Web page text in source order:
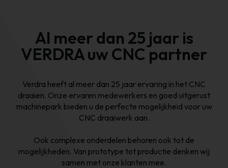
Al meer dan 25 jaar is
VERDRA uw CNC partner
Verdra heeft al meer dan 25 jaar ervaring in het CNC
draaien. Onze ervaren medewerkers en goed uitgerust
machinepark bieden u de perfecte mogelijkheid voor uw
CNC draaiwerk aan.
Ook complexe onderdelen behoren ook tot de
mogelijkheden. Van prototype tot productie denken wij
samen met onze klanten mee.